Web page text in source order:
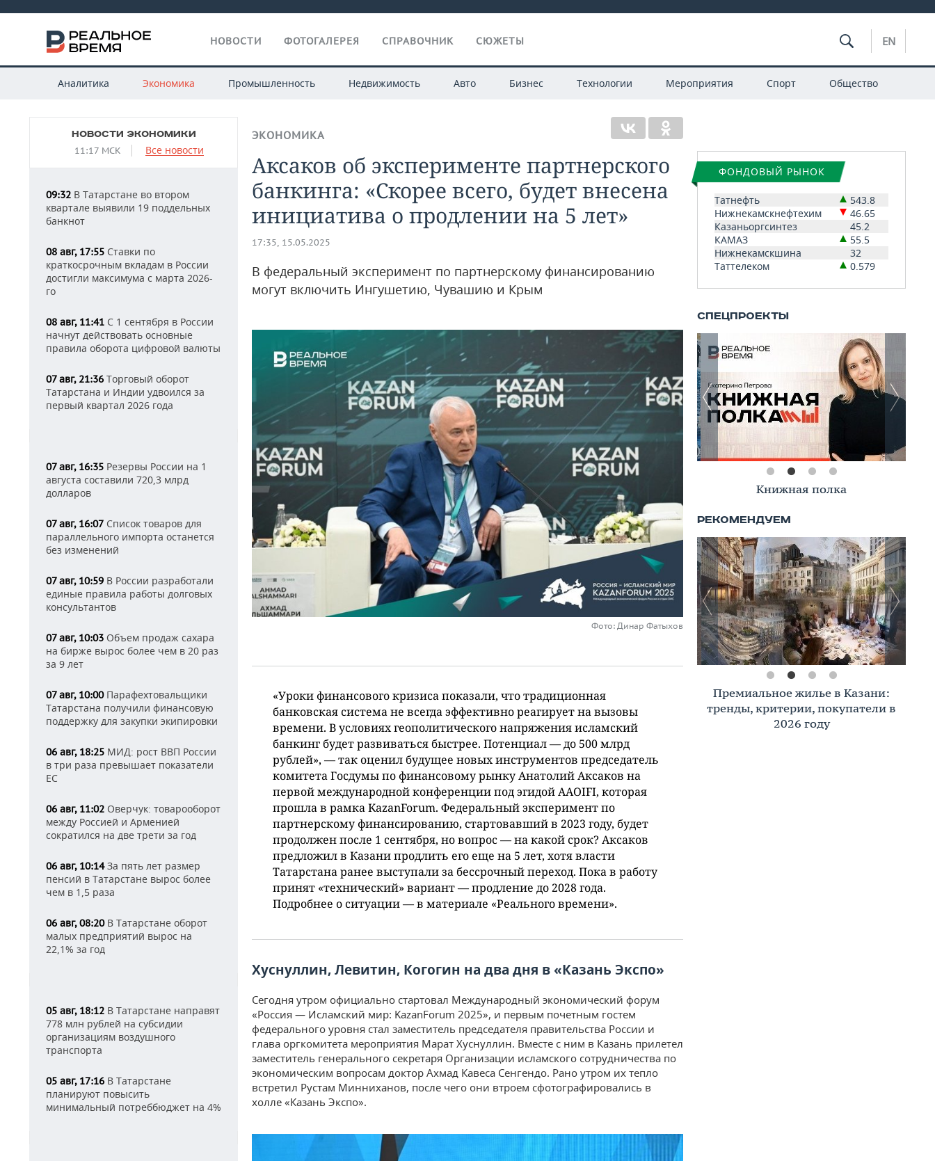
НОВОСТИ ФОТОГАЛЕРЕЯ СПРАВОЧНИК СЮЖЕТЫ EN
Аналитика Экономика Промышленность Недвижимость Авто Бизнес Технологии Мероприятия Спорт Общество
НОВОСТИ ЭКОНОМИКИ
11:17 МСК Все новости
09:32 В Татарстане во втором
квартале выявили 19 поддельных
банкнот
08 авг, 17:55 Ставки по
краткосрочным вкладам в России
достигли максимума с марта 2026-
го
08 авг, 11:41 С 1 сентября в России
начнут действовать основные
правила оборота цифровой валюты
07 авг, 21:36 Торговый оборот
Татарстана и Индии удвоился за
первый квартал 2026 года
07 авг, 16:35 Резервы России на 1
августа составили 720,3 млрд
долларов
07 авг, 16:07 Список товаров для
параллельного импорта останется
без изменений
07 авг, 10:59 В России разработали
единые правила работы долговых
консультантов
07 авг, 10:03 Объем продаж сахара
на бирже вырос более чем в 20 раз
за 9 лет
07 авг, 10:00Парафехтовальщики
Татарстана получили финансовую
поддержку для закупки экипировки
06 авг, 18:25 МИД: рост ВВП России
в три раза превышает показатели
ЕС
06 авг, 11:02 Оверчук: товарооборот
между Россией и Арменией
сократился на две трети за год
06 авг, 10:14За пять лет размер
пенсий в Татарстане вырос более
чем в 1,5 раза
06 авг, 08:20В Татарстане оборот
малых предприятий вырос на
22,1% за год
05 авг, 18:12 В Татарстане направят
778 млн рублей на субсидии
организациям воздушного
транспорта
05 авг, 17:16 В Татарстане
планируют повысить
минимальный потреббюджет на 4%
ЭКОНОМИКА
Аксаков об эксперименте партнерского
банкинга: «Скорее всего, будет внесена
инициатива о продлении на 5 лет»
17:35, 15.05.2025
В федеральный эксперимент по партнерскому финансированию
могут включить Ингушетию, Чувашию и Крым
Фото: Динар Фатыхов
«Уроки финансового кризиса показали, что традиционная
банковская система не всегда эффективно реагирует на вызовы
времени. В условиях геополитического напряжения исламский
банкинг будет развиваться быстрее. Потенциал — до 500 млрд
рублей», — так оценил будущее новых инструментов председатель
комитета Госдумы по финансовому рынку Анатолий Аксаков на
первой международной конференции под эгидой AAOIFI, которая
прошла в рамка KazanForum. Федеральный эксперимент по
партнерскому финансированию, стартовавший в 2023 году, будет
продолжен после 1 сентября, но вопрос — на какой срок? Аксаков
предложил в Казани продлить его еще на 5 лет, хотя власти
Татарстана ранее выступали за бессрочный переход. Пока в работу
принят «технический» вариант — продление до 2028 года.
Подробнее о ситуации — в материале «Реального времени».
Хуснуллин, Левитин, Когогин на два дня в «Казань Экспо»
Сегодня утром официально стартовал Международный экономический форум
«Россия — Исламский мир: KazanForum 2025», и первым почетным гостем
федерального уровня стал заместитель председателя правительства России и
глава оргкомитета мероприятия Марат Хуснуллин. Вместе с ним в Казань прилетел
заместитель генерального секретаря Организации исламского сотрудничества по
экономическим вопросам доктор Ахмад Кавеса Сенгендо. Рано утром их тепло
встретил Рустам Минниханов, после чего они втроем сфотографировались в
холле «Казань Экспо».
ФОНДОВЫЙ РЫНОК
Татнефть
543.8
Нижнекамскнефтехим
46.65
Казаньоргсинтез
45.2
КАМАЗ
55.5
Нижнекамскшина
32
Таттелеком
0.579
Книжная полка
Премиальное жилье в Казани:
тренды, критерии, покупатели в
2026 году